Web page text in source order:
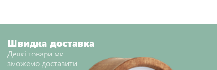
Швидка доставка
Деякі товари ми
зможемо доставити